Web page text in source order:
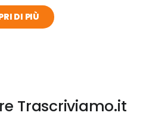
DI PIÙ
Trascriviamo.it